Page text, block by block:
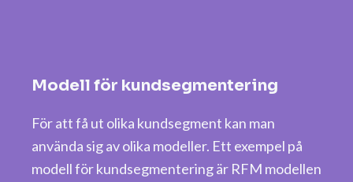
Modell för kundsegmentering
För att få ut olika kundsegment kan man
använda sig av olika modeller. Ett exempel på
modell för kundsegmentering är RFM modellen